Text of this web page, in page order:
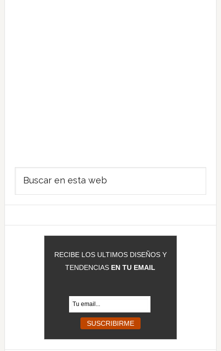
Barra
lateral
principal
RECIBE LOS ULTIMOS DISEÑOS Y
TENDENCIAS EN TU EMAIL